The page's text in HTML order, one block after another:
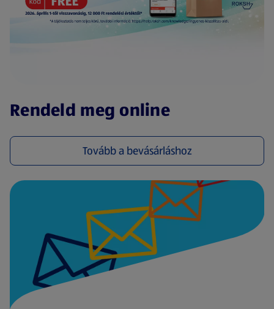
Rendeld meg online
Tovább a bevásárláshoz
(új oldalon nyílik meg)